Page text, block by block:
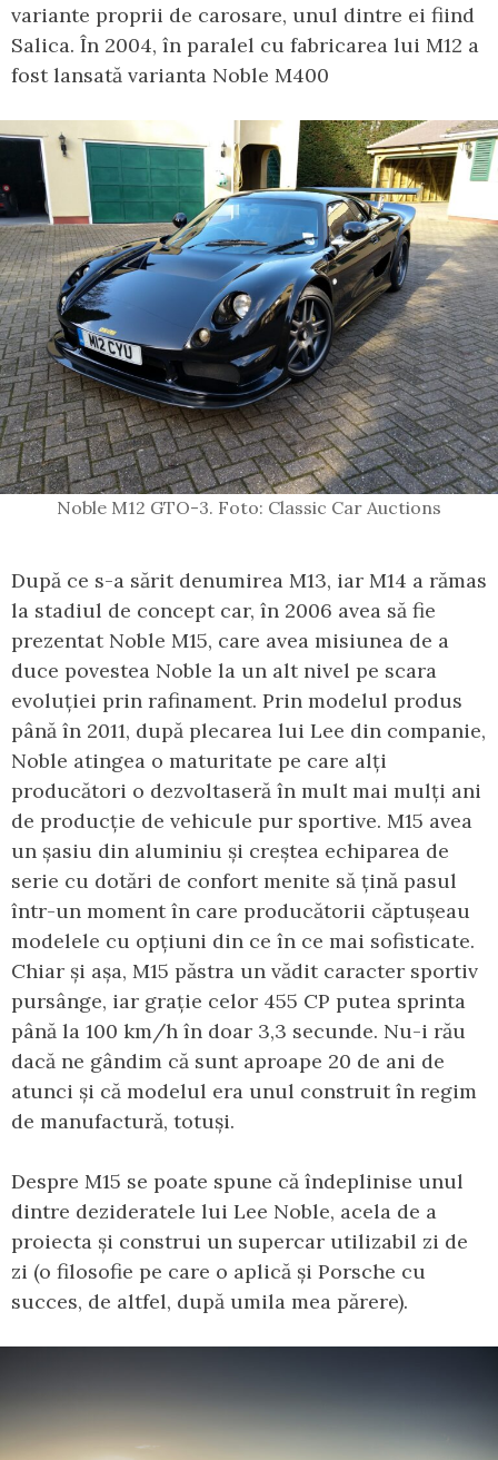
variante proprii de carosare, unul dintre ei fiind
Salica. În 2004, în paralel cu fabricarea lui M12 a
fost lansată varianta Noble M400
Noble M12 GTO-3. Foto: Classic Car Auctions
După ce s-a sărit denumirea M13, iar M14 a rămas
la stadiul de concept car, în 2006 avea să fie
prezentat Noble M15, care avea misiunea de a
duce povestea Noble la un alt nivel pe scara
evoluției prin rafinament. Prin modelul produs
până în 2011, după plecarea lui Lee din companie,
Noble atingea o maturitate pe care alți
producători o dezvoltaseră în mult mai mulți ani
de producție de vehicule pur sportive. M15 avea
un șasiu din aluminiu și creștea echiparea de
serie cu dotări de confort menite să țină pasul
într-un moment în care producătorii căptușeau
modelele cu opțiuni din ce în ce mai sofisticate.
Chiar și așa, M15 păstra un vădit caracter sportiv
pursânge, iar grație celor 455 CP putea sprinta
până la 100 km/h în doar 3,3 secunde. Nu-i rău
dacă ne gândim că sunt aproape 20 de ani de
atunci și că modelul era unul construit în regim
de manufactură, totuși.
Despre M15 se poate spune că îndeplinise unul
dintre dezideratele lui Lee Noble, acela de a
proiecta și construi un supercar utilizabil zi de
zi (o filosofie pe care o aplică și Porsche cu
succes, de altfel, după umila mea părere).